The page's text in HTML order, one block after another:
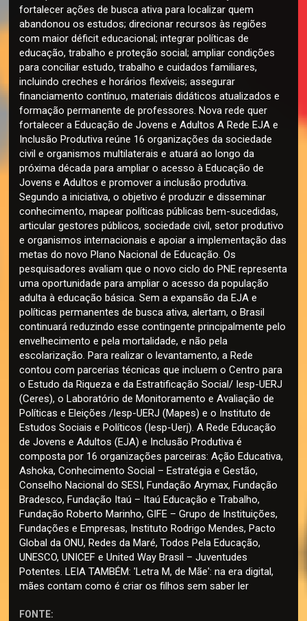
fortalecer ações de busca ativa para localizar quem
abandonou os estudos; direcionar recursos às regiões
com maior déficit educacional; integrar políticas de
educação, trabalho e proteção social; ampliar condições
para conciliar estudo, trabalho e cuidados familiares,
incluindo creches e horários flexíveis; assegurar
financiamento contínuo, materiais didáticos atualizados e
formação permanente de professores. Nova rede quer
fortalecer a Educação de Jovens e Adultos A Rede EJA e
Inclusão Produtiva reúne 16 organizações da sociedade
civil e organismos multilaterais e atuará ao longo da
próxima década para ampliar o acesso à Educação de
Jovens e Adultos e promover a inclusão produtiva.
Segundo a iniciativa, o objetivo é produzir e disseminar
conhecimento, mapear políticas públicas bem-sucedidas,
articular gestores públicos, sociedade civil, setor produtivo
e organismos internacionais e apoiar a implementação das
metas do novo Plano Nacional de Educação. Os
pesquisadores avaliam que o novo ciclo do PNE representa
uma oportunidade para ampliar o acesso da população
adulta à educação básica. Sem a expansão da EJA e
políticas permanentes de busca ativa, alertam, o Brasil
continuará reduzindo esse contingente principalmente pelo
envelhecimento e pela mortalidade, e não pela
escolarização. Para realizar o levantamento, a Rede
contou com parcerias técnicas que incluem o Centro para
o Estudo da Riqueza e da Estratificação Social/ Iesp-UERJ
(Ceres), o Laboratório de Monitoramento e Avaliação de
Políticas e Eleições /Iesp-UERJ (Mapes) e o Instituto de
Estudos Sociais e Políticos (Iesp-Uerj). A Rede Educação
de Jovens e Adultos (EJA) e Inclusão Produtiva é
composta por 16 organizações parceiras: Ação Educativa,
Ashoka, Conhecimento Social – Estratégia e Gestão,
Conselho Nacional do SESI, Fundação Arymax, Fundação
Bradesco, Fundação Itaú – Itaú Educação e Trabalho,
Fundação Roberto Marinho, GIFE – Grupo de Instituições,
Fundações e Empresas, Instituto Rodrigo Mendes, Pacto
Global da ONU, Redes da Maré, Todos Pela Educação,
UNESCO, UNICEF e United Way Brasil – Juventudes
Potentes. LEIA TAMBÉM: 'Letra M, de Mãe': na era digital,
mães contam como é criar os filhos sem saber ler
FONTE: